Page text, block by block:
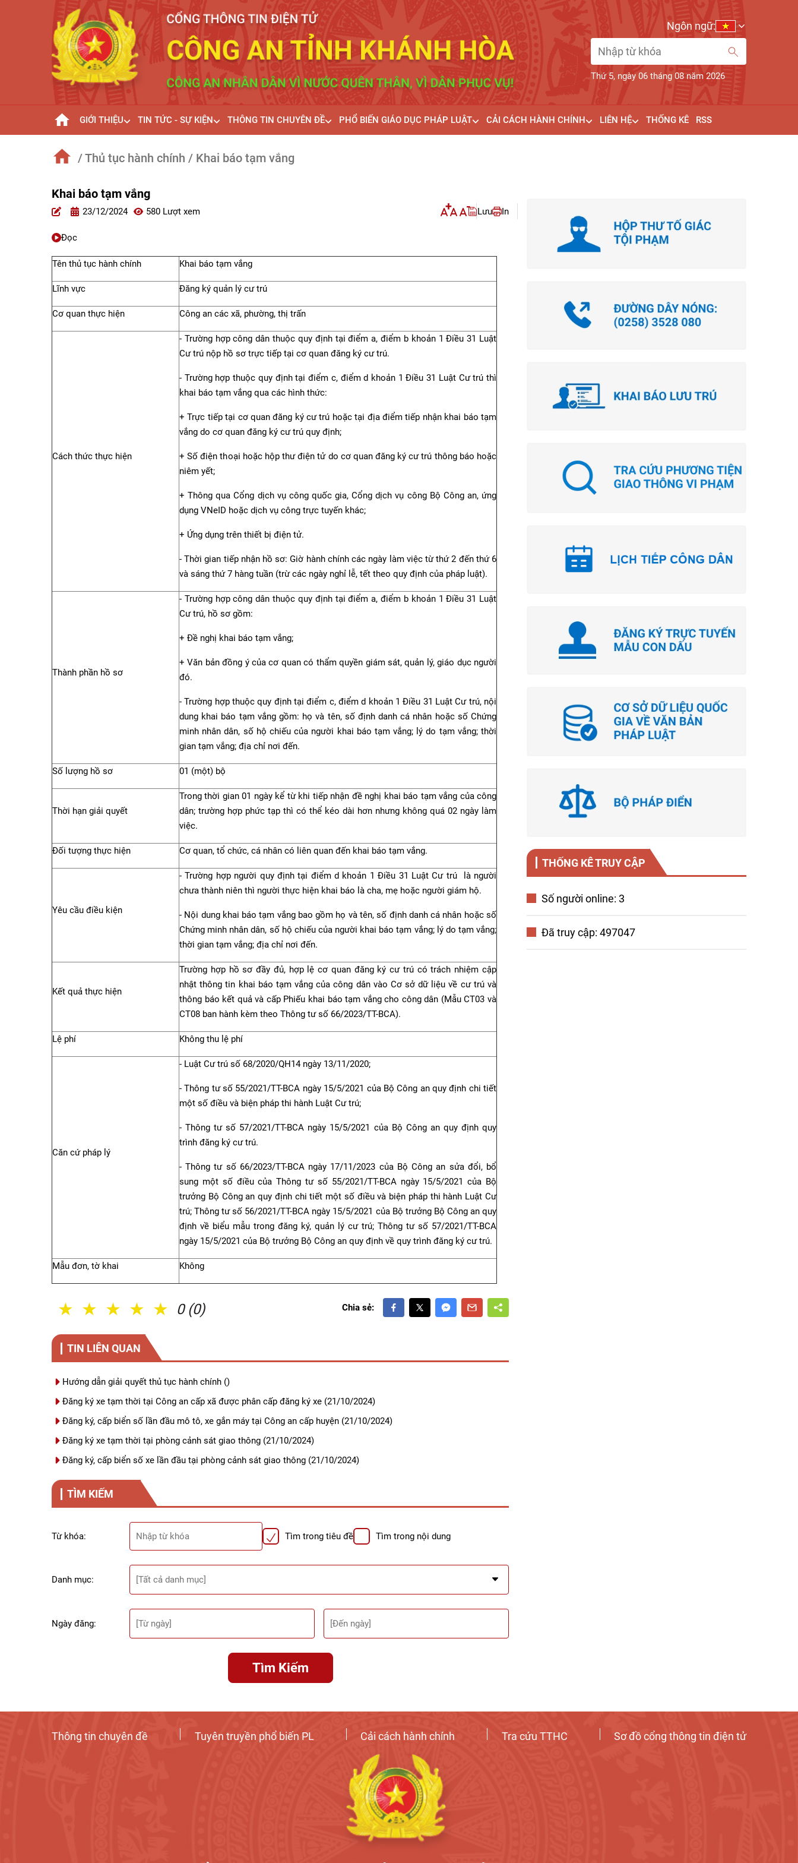
Thứ 5, ngày 06 tháng 08 năm 2026
Ngôn ngữ:
GIỚI THIỆU TIN TỨC - SỰ KIỆN THÔNG TIN CHUYÊN ĐỀ PHỔ BIẾN GIÁO DỤC PHÁP LUẬT CẢI CÁCH HÀNH CHÍNH LIÊN HỆ THỐNG KÊ RSS
/ Thủ tục hành chính / Khai báo tạm vắng
Khai báo tạm vắng
23/12/2024 580 Lượt xem Lưu In
Đọc
Tên thủ tục hành chính Khai báo tạm vắng
Lĩnh vực Đăng ký quản lý cư trú
Cơ quan thực hiện Công an các xã, phường, thị trấn
Cách thức thực hiện
- Trường hợp công dân thuộc quy định tại điểm a, điểm b khoản 1 Điều 31 Luật
Cư trú nộp hồ sơ trực tiếp tại cơ quan đăng ký cư trú.
- Trường hợp thuộc quy định tại điểm c, điểm d khoản 1 Điều 31 Luật Cư trú thì
khai báo tạm vắng qua các hình thức:
+ Trực tiếp tại cơ quan đăng ký cư trú hoặc tại địa điểm tiếp nhận khai báo tạm
vắng do cơ quan đăng ký cư trú quy định;
+ Số điện thoại hoặc hộp thư điện tử do cơ quan đăng ký cư trú thông báo hoặc
niêm yết;
+ Thông qua Cổng dịch vụ công quốc gia, Cổng dịch vụ công Bộ Công an, ứng
dụng VNeID hoặc dịch vụ công trực tuyến khác;
+ Ứng dụng trên thiết bị điện tử.
- Thời gian tiếp nhận hồ sơ: Giờ hành chính các ngày làm việc từ thứ 2 đến thứ 6
và sáng thứ 7 hàng tuần (trừ các ngày nghỉ lễ, tết theo quy định của pháp luật).
Thành phần hồ sơ
- Trường hợp công dân thuộc quy định tại điểm a, điểm b khoản 1 Điều 31 Luật
Cư trú, hồ sơ gồm:
+ Đề nghị khai báo tạm vắng;
+ Văn bản đồng ý của cơ quan có thẩm quyền giám sát, quản lý, giáo dục người
đó.
- Trường hợp thuộc quy định tại điểm c, điểm d khoản 1 Điều 31 Luật Cư trú, nội
dung khai báo tạm vắng gồm: họ và tên, số định danh cá nhân hoặc số Chứng
minh nhân dân, số hộ chiếu của người khai báo tạm vắng; lý do tạm vắng; thời
gian tạm vắng; địa chỉ nơi đến.
Số lượng hồ sơ 01 (một) bộ
Thời hạn giải quyết
Trong thời gian 01 ngày kể từ khi tiếp nhận đề nghị khai báo tạm vắng của công
dân; trường hợp phức tạp thì có thể kéo dài hơn nhưng không quá 02 ngày làm
việc.
Đối tượng thực hiện Cơ quan, tổ chức, cá nhân có liên quan đến khai báo tạm vắng.
Yêu cầu điều kiện
- Trường hợp người quy định tại điểm d khoản 1 Điều 31 Luật Cư trú là người
chưa thành niên thì người thực hiện khai báo là cha, mẹ hoặc người giám hộ.
- Nội dung khai báo tạm vắng bao gồm họ và tên, số định danh cá nhân hoặc số
Chứng minh nhân dân, số hộ chiếu của người khai báo tạm vắng; lý do tạm vắng;
thời gian tạm vắng; địa chỉ nơi đến.
Kết quả thực hiện
Trường hợp hồ sơ đầy đủ, hợp lệ cơ quan đăng ký cư trú có trách nhiệm cập
nhật thông tin khai báo tạm vắng của công dân vào Cơ sở dữ liệu về cư trú và
thông báo kết quả và cấp Phiếu khai báo tạm vắng cho công dân (Mẫu CT03 và
CT08 ban hành kèm theo Thông tư số 66/2023/TT-BCA).
Lệ phí Không thu lệ phí
Căn cứ pháp lý
- Luật Cư trú số 68/2020/QH14 ngày 13/11/2020;
- Thông tư số 55/2021/TT-BCA ngày 15/5/2021 của Bộ Công an quy định chi tiết
một số điều và biện pháp thi hành Luật Cư trú;
- Thông tư số 57/2021/TT-BCA ngày 15/5/2021 của Bộ Công an quy định quy
trình đăng ký cư trú.
- Thông tư số 66/2023/TT-BCA ngày 17/11/2023 của Bộ Công an sửa đổi, bổ
sung một số điều của Thông tư số 55/2021/TT-BCA ngày 15/5/2021 của Bộ
trưởng Bộ Công an quy định chi tiết một số điều và biện pháp thi hành Luật Cư
trú; Thông tư số 56/2021/TT-BCA ngày 15/5/2021 của Bộ trưởng Bộ Công an quy
định về biểu mẫu trong đăng ký, quản lý cư trú; Thông tư số 57/2021/TT-BCA
ngày 15/5/2021 của Bộ trưởng Bộ Công an quy định về quy trình đăng ký cư trú.
Mẫu đơn, tờ khai Không
0 (0)
5 Sao
4 Sao
3 Sao
2 Sao
1 Sao Chia sẻ:
TIN LIÊN QUAN
Hướng dẫn giải quyết thủ tục hành chính ()
Đăng ký xe tạm thời tại Công an cấp xã được phân cấp đăng ký xe (21/10/2024)
Đăng ký, cấp biển số lần đầu mô tô, xe gắn máy tại Công an cấp huyện (21/10/2024)
Đăng ký xe tạm thời tại phòng cảnh sát giao thông (21/10/2024)
Đăng ký, cấp biển số xe lần đầu tại phòng cảnh sát giao thông (21/10/2024)
TÌM KIẾM
Từ khóa: Tìm trong tiêu đề Tìm trong nội dung
Danh mục:
Ngày đăng:
Tìm Kiếm
THỐNG KÊ TRUY CẬP
Số người online: 3
Đã truy cập: 497047
Thông tin chuyên đề Tuyên truyền phổ biến PL Cải cách hành chính Tra cứu TTHC
Sơ đồ cổng thông tin điện tử